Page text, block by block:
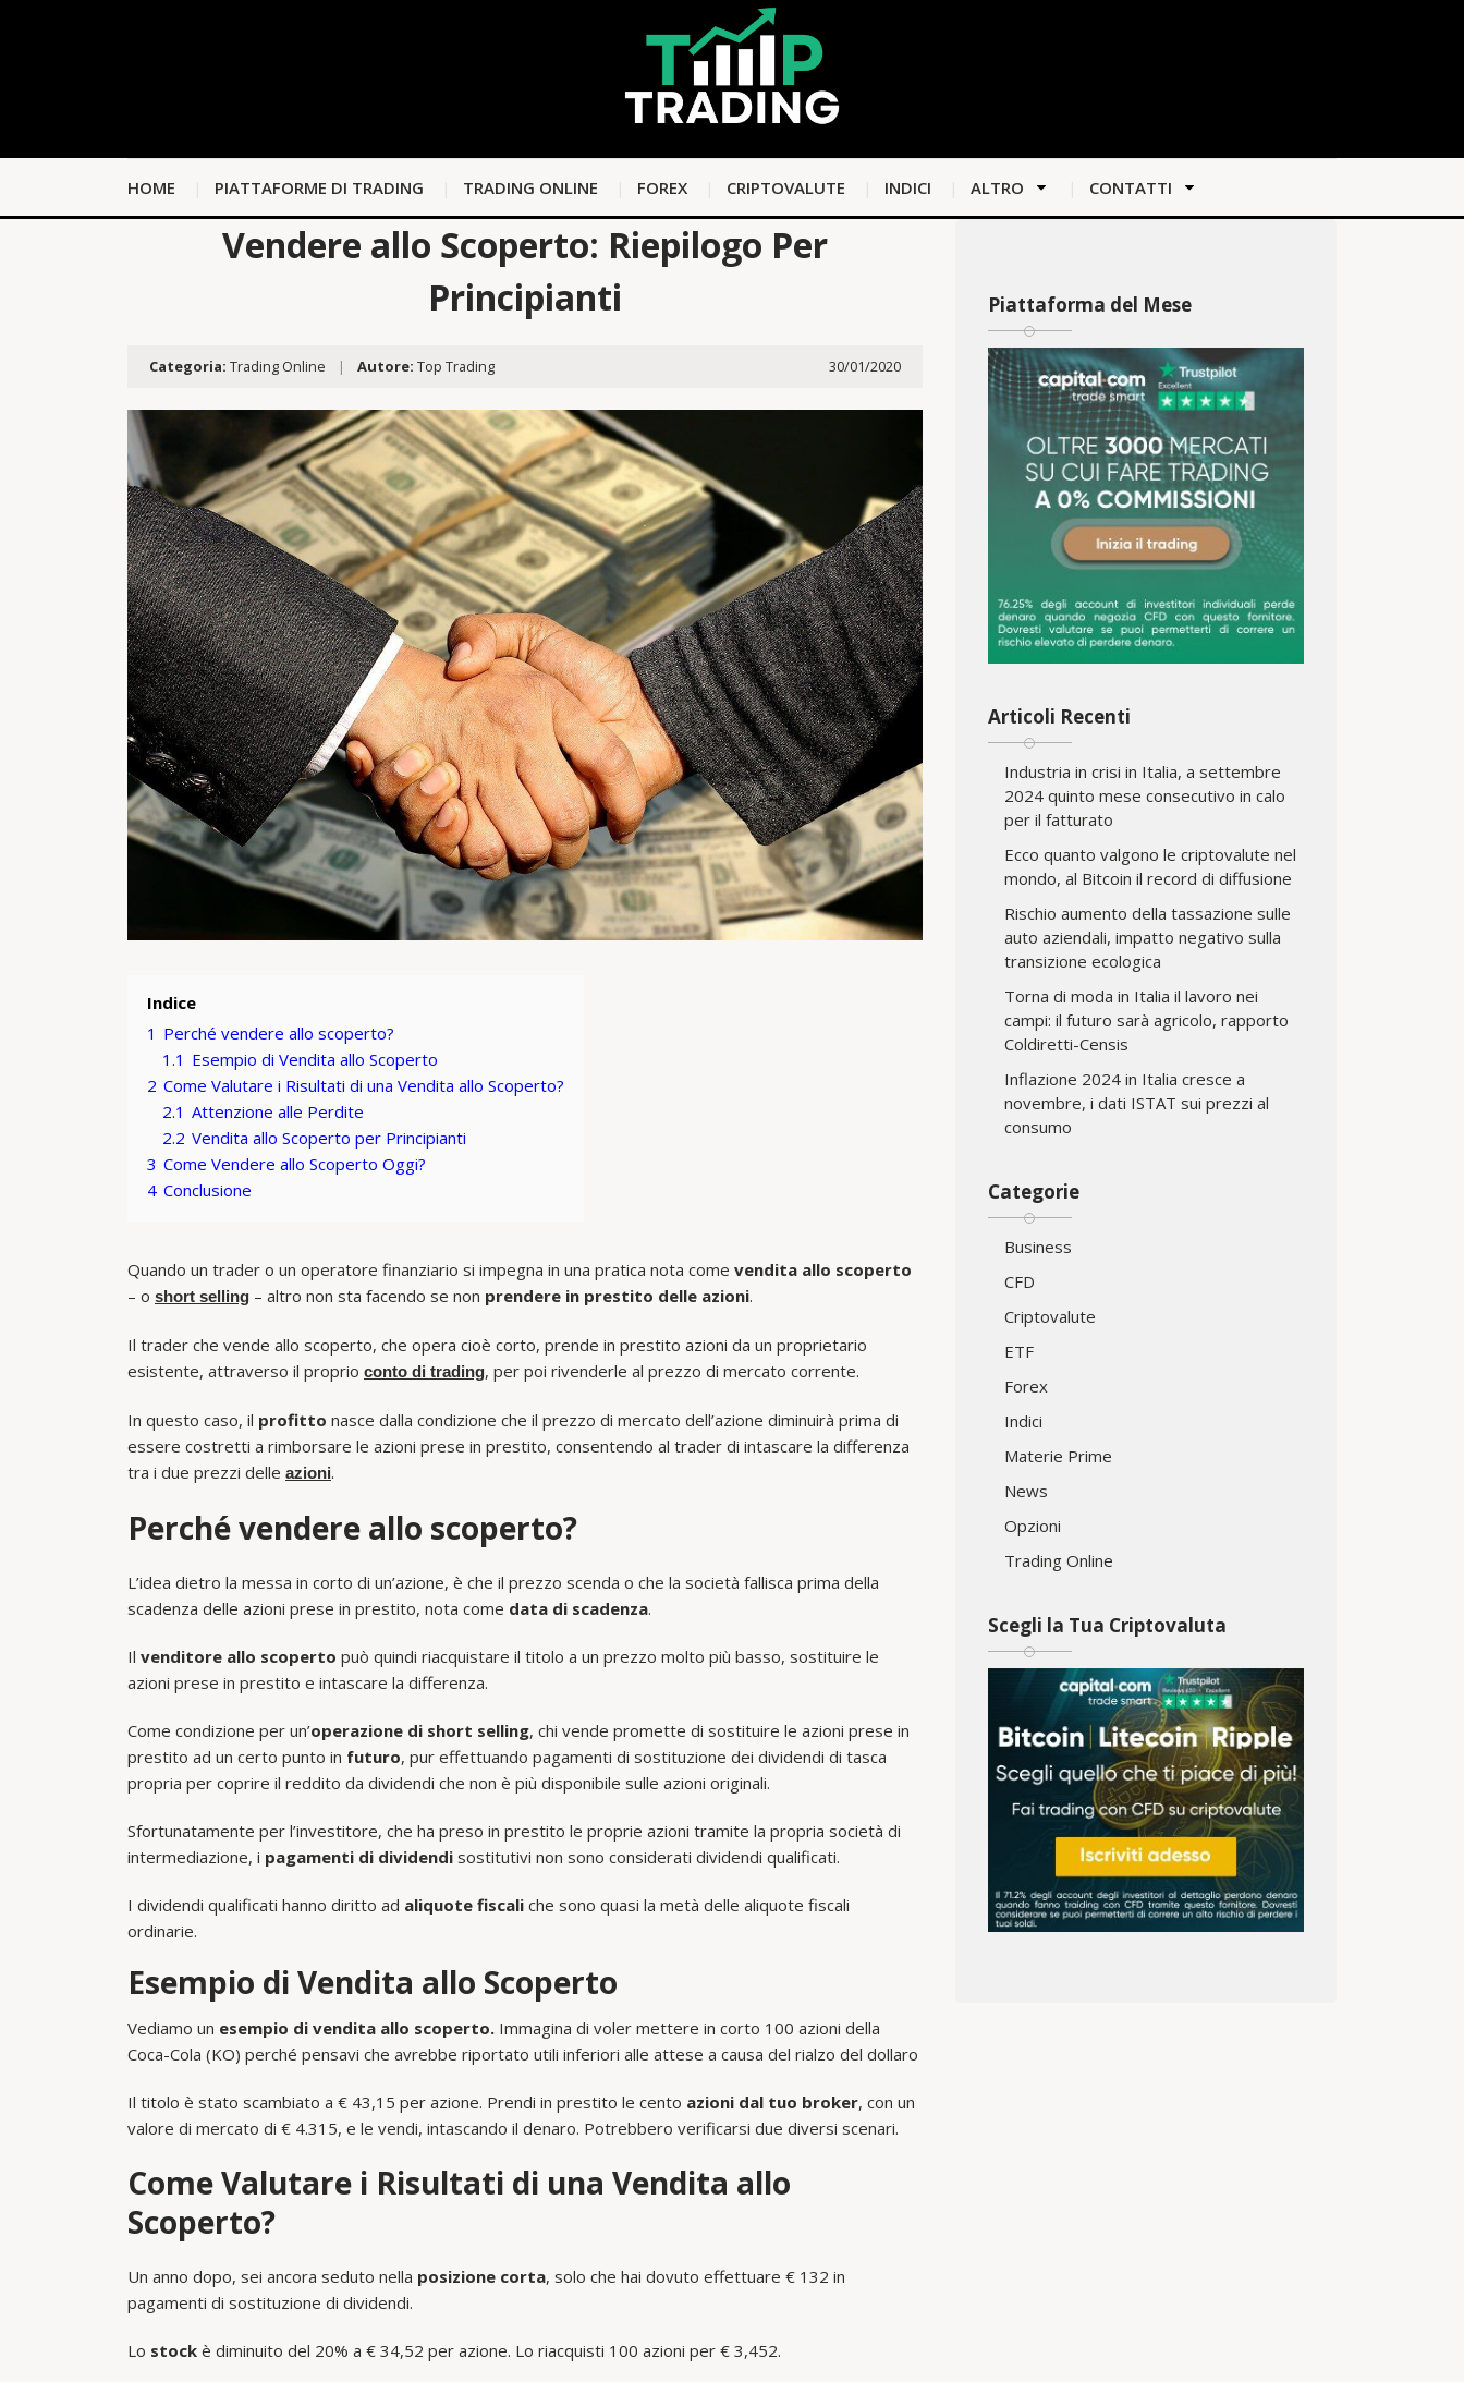
HOME PIATTAFORME DI TRADING TRADING ONLINE FOREX CRIPTOVALUTE INDICI ALTRO CONTATTI
Vendere allo Scoperto: Riepilogo Per
Principianti
Categoria: Trading Online | Autore: Top Trading 30/01/2020
Indice
1 Perché vendere allo scoperto?
1.1 Esempio di Vendita allo Scoperto
2 Come Valutare i Risultati di una Vendita allo Scoperto?
2.1 Attenzione alle Perdite
2.2 Vendita allo Scoperto per Principianti
3 Come Vendere allo Scoperto Oggi?
4 Conclusione
Quando un trader o un operatore finanziario si impegna in una pratica nota come vendita allo scoperto
– o short selling – altro non sta facendo se non prendere in prestito delle azioni.
Il trader che vende allo scoperto, che opera cioè corto, prende in prestito azioni da un proprietario
esistente, attraverso il proprio conto di trading, per poi rivenderle al prezzo di mercato corrente.
In questo caso, il profitto nasce dalla condizione che il prezzo di mercato dell’azione diminuirà prima di
essere costretti a rimborsare le azioni prese in prestito, consentendo al trader di intascare la differenza
tra i due prezzi delle azioni.
Perché vendere allo scoperto?
L’idea dietro la messa in corto di un’azione, è che il prezzo scenda o che la società fallisca prima della
scadenza delle azioni prese in prestito, nota come data di scadenza.
Il venditore allo scoperto può quindi riacquistare il titolo a un prezzo molto più basso, sostituire le
azioni prese in prestito e intascare la differenza.
Come condizione per un’operazione di short selling, chi vende promette di sostituire le azioni prese in
prestito ad un certo punto in futuro, pur effettuando pagamenti di sostituzione dei dividendi di tasca
propria per coprire il reddito da dividendi che non è più disponibile sulle azioni originali.
Sfortunatamente per l’investitore, che ha preso in prestito le proprie azioni tramite la propria società di
intermediazione, i pagamenti di dividendi sostitutivi non sono considerati dividendi qualificati.
I dividendi qualificati hanno diritto ad aliquote fiscali che sono quasi la metà delle aliquote fiscali
ordinarie.
Esempio di Vendita allo Scoperto
Vediamo un esempio di vendita allo scoperto. Immagina di voler mettere in corto 100 azioni della
Coca-Cola (KO) perché pensavi che avrebbe riportato utili inferiori alle attese a causa del rialzo del dollaro
Il titolo è stato scambiato a € 43,15 per azione. Prendi in prestito le cento azioni dal tuo broker, con un
valore di mercato di € 4.315, e le vendi, intascando il denaro. Potrebbero verificarsi due diversi scenari.
Come Valutare i Risultati di una Vendita allo
Scoperto?
Un anno dopo, sei ancora seduto nella posizione corta, solo che hai dovuto effettuare € 132 in
pagamenti di sostituzione di dividendi.
Lo stock è diminuito del 20% a € 34,52 per azione. Lo riacquisti 100 azioni per € 3,452.
Piattaforma del Mese
Articoli Recenti
Industria in crisi in Italia, a settembre
2024 quinto mese consecutivo in calo
per il fatturato
Ecco quanto valgono le criptovalute nel
mondo, al Bitcoin il record di diffusione
Rischio aumento della tassazione sulle
auto aziendali, impatto negativo sulla
transizione ecologica
Torna di moda in Italia il lavoro nei
campi: il futuro sarà agricolo, rapporto
Coldiretti-Censis
Inflazione 2024 in Italia cresce a
novembre, i dati ISTAT sui prezzi al
consumo
Categorie
Business
CFD
Criptovalute
ETF
Forex
Indici
Materie Prime
News
Opzioni
Trading Online
Scegli la Tua Criptovaluta